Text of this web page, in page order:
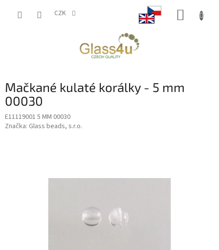
CZK
Mačkané kulaté korálky - 5 mm
00030
E11119001 5 MM 00030
Značka: Glass beads, s.r.o.